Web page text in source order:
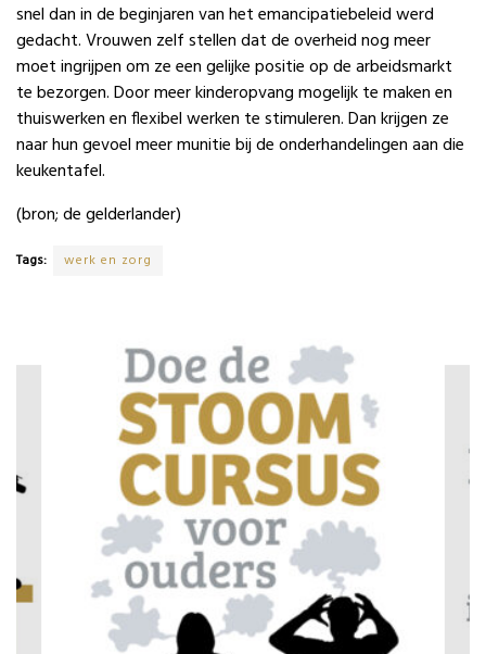
snel dan in de beginjaren van het emancipatiebeleid werd
gedacht. Vrouwen zelf stellen dat de overheid nog meer
moet ingrijpen om ze een gelijke positie op de arbeidsmarkt
te bezorgen. Door meer kinderopvang mogelijk te maken en
thuiswerken en flexibel werken te stimuleren. Dan krijgen ze
naar hun gevoel meer munitie bij de onderhandelingen aan die
keukentafel.
(bron; de gelderlander)
Tags: werk en zorg